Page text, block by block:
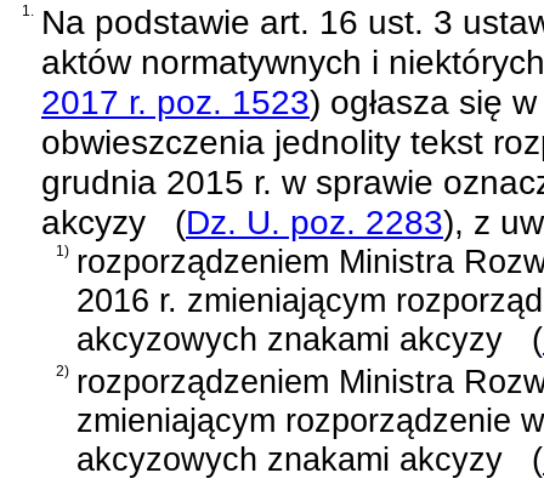
1. Na podstawie art. 16 ust. 3
aktów normatywnych i
2017 r. poz. 1523) ogłasza się
obwieszczenia jednolity tekst
grudnia 2015 r. w sprawie
akcyzy
(Dz. U. poz. 2283), z
1) rozporządzeniem Ministra
2016 r. zmieniającym
akcyzowych znakami akcyzy
(
2) rozporządzeniem Ministra
zmieniającym rozporządzenie
akcyzowych znakami akcyzy
(